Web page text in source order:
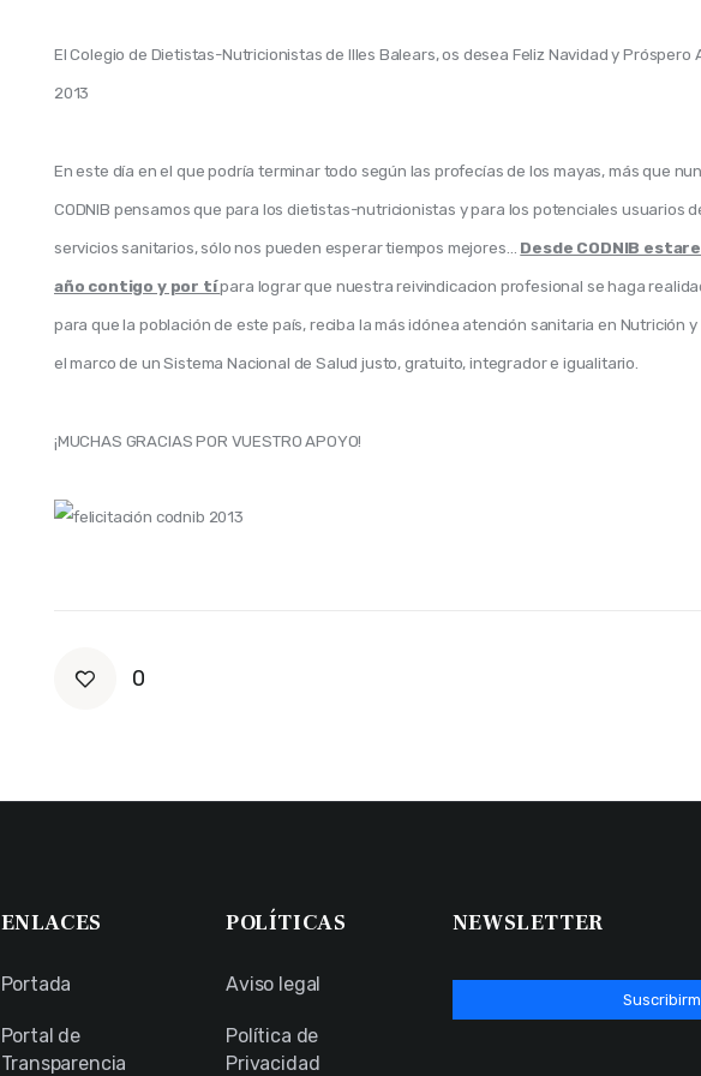
El Colegio de Dietistas-Nutricionistas de Illes Balears, os desea Feliz Navidad y Próspero
2013
En este día en el que podría terminar todo según las profecías de los mayas, más que
CODNIB pensamos que para los dietistas-nutricionistas y para los potenciales usuarios
servicios sanitarios, sólo nos pueden esperar tiempos mejores… Desde CODNIB
año contigo y por tí para lograr que nuestra reivindicacion profesional se haga
para que la población de este país, reciba la más idónea atención sanitaria en Nutrición y
el marco de un Sistema Nacional de Salud justo, gratuito, integrador e igualitario.
¡MUCHAS GRACIAS POR VUESTRO APOYO!
0
ENLACES
Portada
Portal de
Transparencia
POLÍTICAS
Aviso legal
Política de
Privacidad
NEWSLETTER